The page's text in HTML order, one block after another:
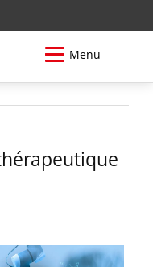
Menu